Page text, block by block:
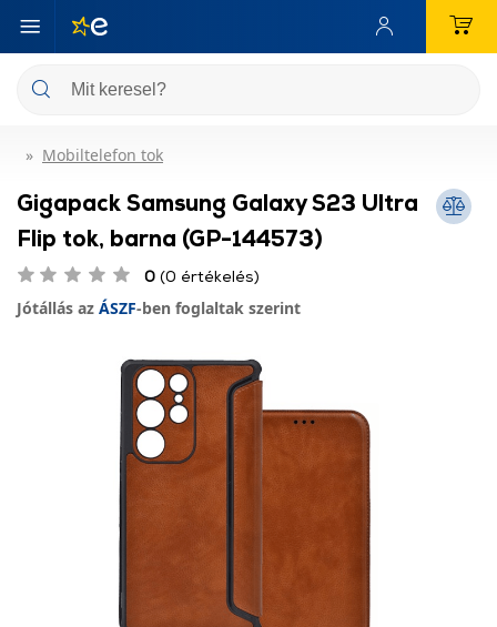
Mobiltelefon tok
Gigapack Samsung Galaxy S23 Ultra
Flip tok, barna (GP-144573)
0 (0 értékelés)
Jótállás az ÁSZF-ben foglaltak szerint